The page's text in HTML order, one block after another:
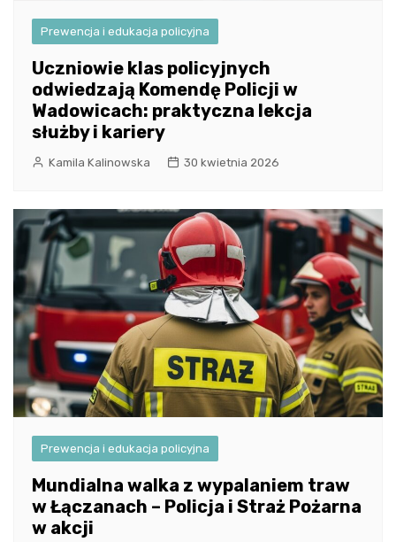
Prewencja i edukacja policyjna
Uczniowie klas policyjnych
odwiedzają Komendę Policji w
Wadowicach: praktyczna lekcja
służby i kariery
Kamila Kalinowska 30 kwietnia 2026
Prewencja i edukacja policyjna
Mundialna walka z wypalaniem traw
w Łączanach – Policja i Straż Pożarna
w akcji